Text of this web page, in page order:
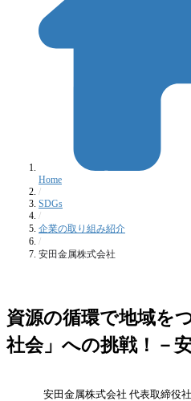
Home
/
SDGs
/
企業の取り組み紹介
/
安田金属株式会社
資源の循環で地域を
社会」への挑戦！ －
安田金属株式会社 代表取締役